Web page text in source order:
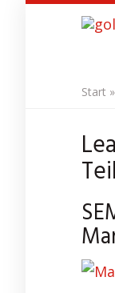
Start »